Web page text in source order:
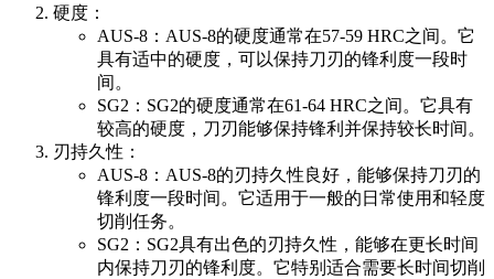
硬度：
AUS-8：AUS-8的硬度通常在57-59 HRC之间。它
具有适中的硬度，可以保持刀刃的锋利度一段时
间。
SG2：SG2的硬度通常在61-64 HRC之间。它具有
较高的硬度，刀刃能够保持锋利并保持较长时间。
刃持久性：
AUS-8：AUS-8的刃持久性良好，能够保持刀刃的
锋利度一段时间。它适用于一般的日常使用和轻度
切削任务。
SG2：SG2具有出色的刃持久性，能够在更长时间
内保持刀刃的锋利度。它特别适合需要长时间切削